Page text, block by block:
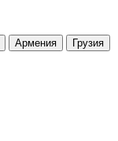
Армения
Грузия